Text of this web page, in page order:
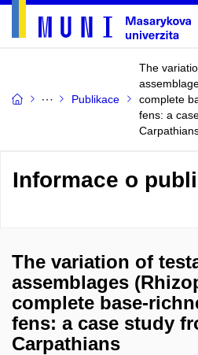
Publikace
The
complete
fens: a
Informace o
The variation of
assemblages
complete base-
fens: a case study
Carpathians